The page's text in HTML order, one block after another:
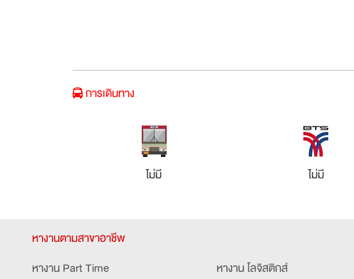
การเดินทาง
ไม่มี ไม่มี
หางานตามสาขาอาชีพ
หางาน Part Time
หางาน โลจิสติกส์